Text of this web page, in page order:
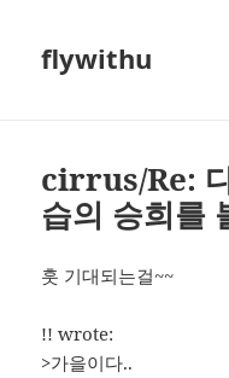
flywithu
cirrus/Re:
습의 승희를
훗 기대되는걸~~
!! wrote:
>가을이다..